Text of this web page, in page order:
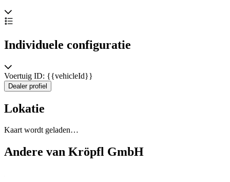
Individuele configuratie
Voertuig ID: {{vehicleId}}
Dealer profiel
Lokatie
Kaart wordt geladen…
Andere van Kröpfl GmbH